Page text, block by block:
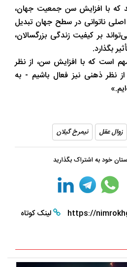
که با افزایش سن جمعیت جهان،
ناتوانی در سطح جهان تبدیل
بر کیفیت زندگی بزرگسالان،
بگذارد.
است که با افزایش سن، از نظر
نظر ذهنی نیز فعال باشیم - به
زوال عقل نیمرخ گیلان
خود به اشتراک بگذارید
https:// لینک کوتاه